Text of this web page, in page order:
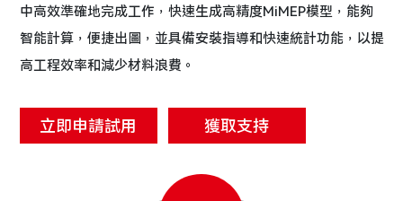
中高效準確地完成工作，快速生成高精度MiMEP模型，能夠
智能計算，便捷出圖，並具備安裝指導和快速統計功能，以提
高工程效率和減少材料浪費。
立即申請試用 獲取支持